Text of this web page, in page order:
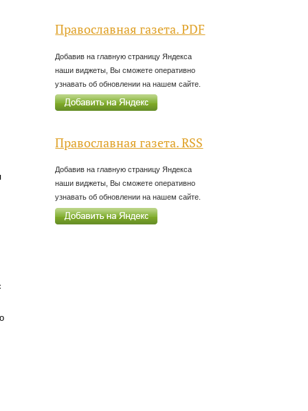
Православная газета. PDF
Добавив на главную страницу Яндекса
наши виджеты, Вы сможете оперативно
узнавать об обновлении на нашем сайте.
Православная газета. RSS
Добавив на главную страницу Яндекса
наши виджеты, Вы сможете оперативно
узнавать об обновлении на нашем сайте.